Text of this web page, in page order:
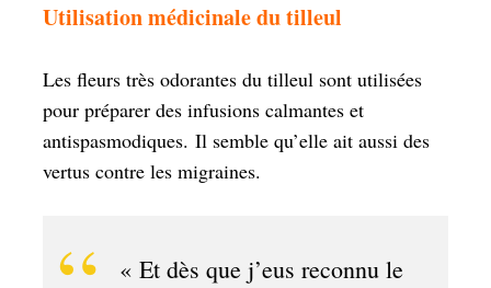
Utilisation médicinale du tilleul
Les fleurs très odorantes du tilleul sont utilisées
pour préparer des infusions calmantes et
antispasmodiques. Il semble qu’elle ait aussi des
vertus contre les migraines.
« Et dès que j’eus reconnu le